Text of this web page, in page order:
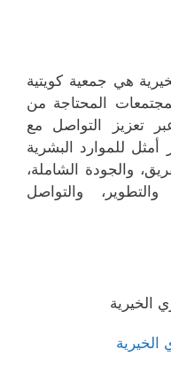
هي جمعية كويتية
المحتاجة من
تعزيز التواصل مع
أمثل للموارد البشرية
والجودة الشاملة،
والتواصل
الخيرية
الخيرية